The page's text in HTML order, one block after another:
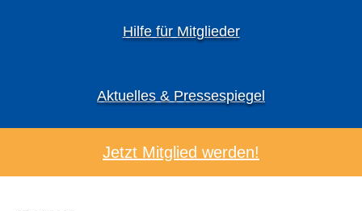
Hilfe für Mitglieder
Aktuelles & Pressespiegel
Jetzt Mitglied werden!